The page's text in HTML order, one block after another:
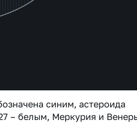
синим, астероида
– белым, Меркурия и